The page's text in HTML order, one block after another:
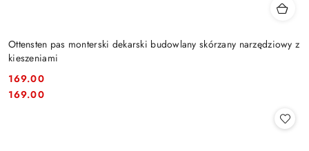
Ottensten pas monterski dekarski budowlany skórzany narzędziowy z
kieszeniami
Cena:
169.00
Cena:
169.00